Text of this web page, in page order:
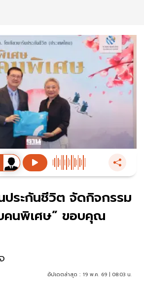
ประกันชีวิต จัดกิจกรรม
คนพิเศษ” ขอบคุณ
อัปเดตล่าสุด : 19 พ.ค. 69 | 08:03 น.